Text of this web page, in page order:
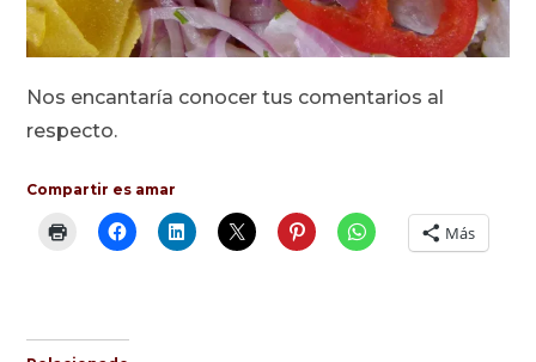
Nos encantaría conocer tus comentarios al
respecto.
Compartir es amar
Más